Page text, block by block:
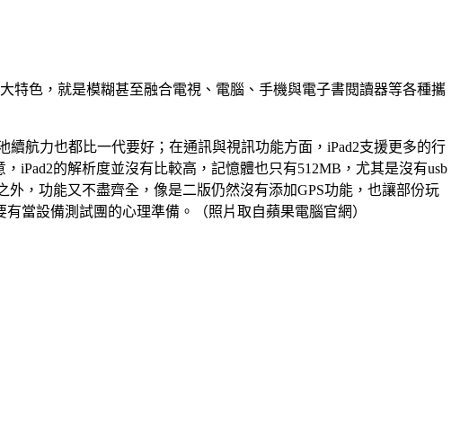
特色，就是模糊甚至融合電視、電腦、手機與電子書閱讀器等各種攜
續航力也都比一代要好；在通訊與視訊功能方面，iPad2支援更多的行
iPad2的解析度並沒有比較高，記憶體也只有512MB，尤其是沒有usb
，功能又不盡齊全，像是二版仍然沒有添加GPS功能，也讓部份玩
當設備測試團的心理準備。（照片取自蘋果電腦官網）